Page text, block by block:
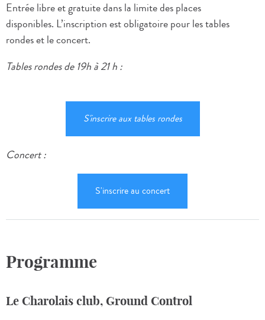
Entrée libre et gratuite dans la limite des places
disponibles. L’inscription est obligatoire pour les tables
rondes et le concert.
Tables rondes de 19h à 21 h :
S'inscrire aux tables rondes
Concert :
S'inscrire au concert
Programme
Le Charolais club, Ground Control